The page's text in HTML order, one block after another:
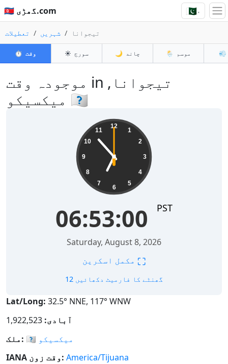
🇵🇰 گھڑی.com 🇵🇰▾
تعطیلات شہریں تیجوانا
⏱️ وقت ☀️ سورج 🌙 چاند 🌦️ موسم 💨
موجودہ وقت in تیجوانا,
میکسیکو 🇲🇽
12
1
2
3
4
5
6
7
8
9
10
11
06:53:00 PST
Saturday, August 8, 2026
⛶
12 گھنٹے کا فارمیٹ دکھائیں
Lat/Long: 32.5° NNE, 117° WNW
آبادی:
ملک: 🇲🇽 میکسیکو
IANA وقت زون: America/Tijuana